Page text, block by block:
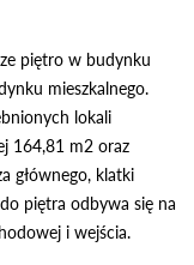
piętro w budynku
mieszkalnego.
lokali
164,81 m2 oraz
głównego, klatki
piętra odbywa się na
i wejścia.